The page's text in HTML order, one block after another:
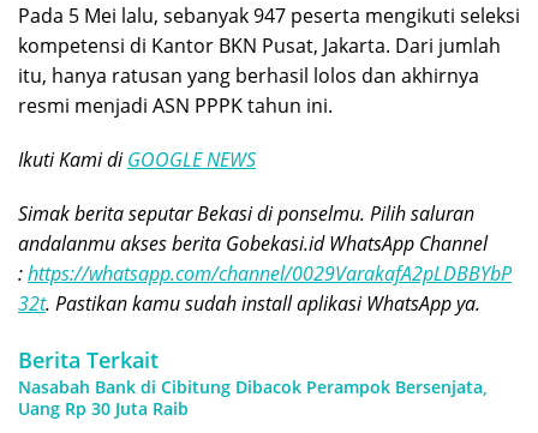
Pada 5 Mei lalu, sebanyak 947 peserta mengikuti seleksi
kompetensi di Kantor BKN Pusat, Jakarta. Dari jumlah
itu, hanya ratusan yang berhasil lolos dan akhirnya
resmi menjadi ASN PPPK tahun ini.
Ikuti Kami diGOOGLE NEWS
Simak berita seputar Bekasi di ponselmu. Pilih saluran
andalanmu akses berita Gobekasi.id WhatsApp Channel
:https://whatsapp.com/channel/0029VarakafA2pLDBBYbP
32t. Pastikan kamu sudah install aplikasi WhatsApp ya.
Berita Terkait
Nasabah Bank di Cibitung Dibacok Perampok Bersenjata,
Uang Rp 30 Juta Raib